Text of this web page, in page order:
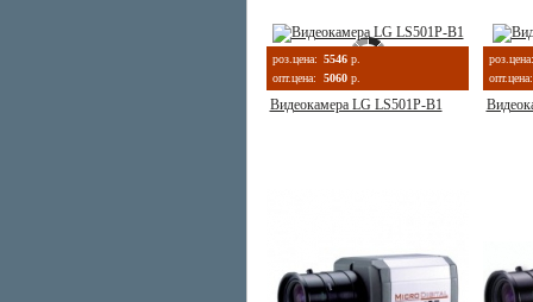
роз.цена: 5546 р.
опт.цена:
5060 р.
Видеокамера LG LS501P-B1
роз.цена:
опт.цена: